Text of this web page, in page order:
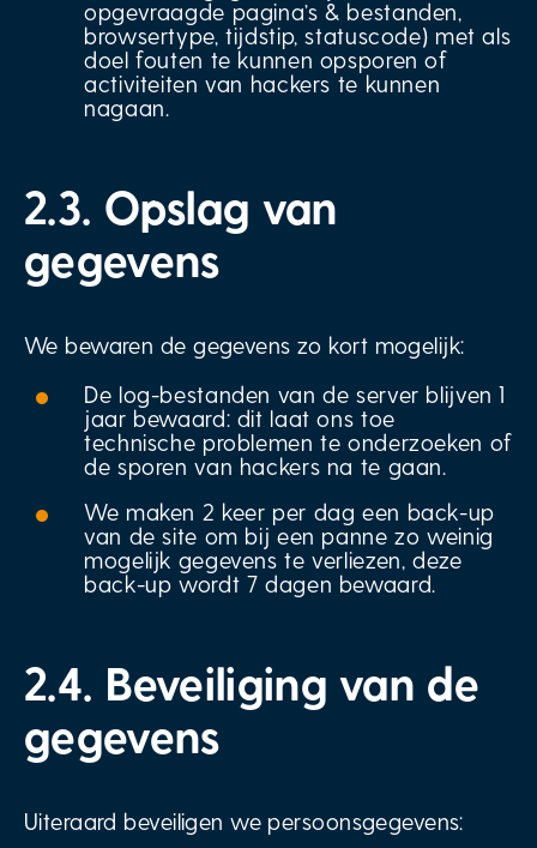
opgevraagde pagina’s & bestanden,
browsertype, tijdstip, statuscode) met als
doel fouten te kunnen opsporen of
activiteiten van hackers te kunnen
nagaan.
2.3. Opslag van
gegevens
We bewaren de gegevens zo kort mogelijk:
De log-bestanden van de server blijven 1
jaar bewaard: dit laat ons toe
technische problemen te onderzoeken of
de sporen van hackers na te gaan.
We maken 2 keer per dag een back-up
van de site om bij een panne zo weinig
mogelijk gegevens te verliezen, deze
back-up wordt 7 dagen bewaard.
2.4. Beveiliging van de
gegevens
Uiteraard beveiligen we persoonsgegevens: